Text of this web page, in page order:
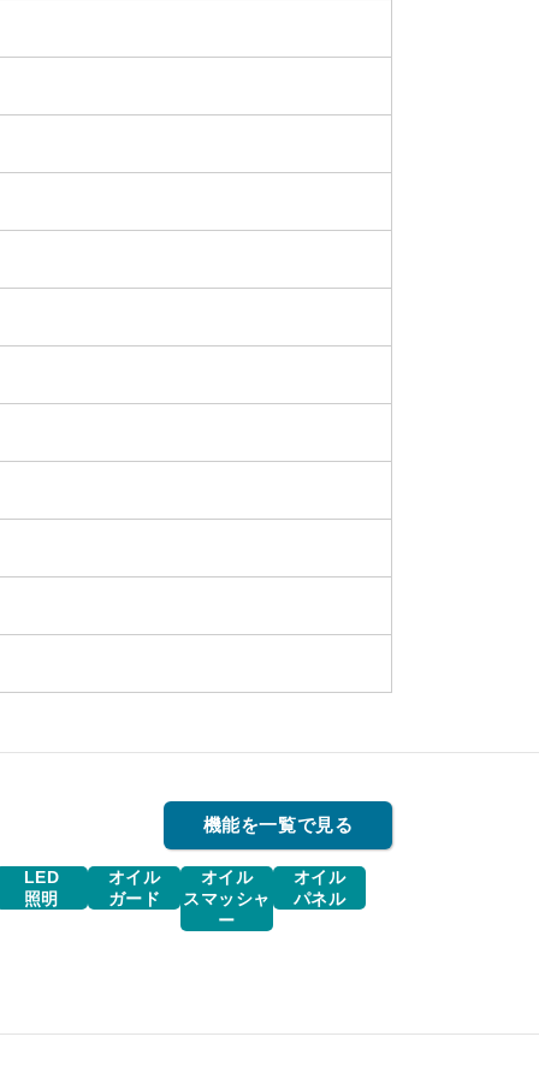
機能を一覧で見る
LED
照明
オイル
ガード
オイル
スマッシャ
ー
オイル
パネル